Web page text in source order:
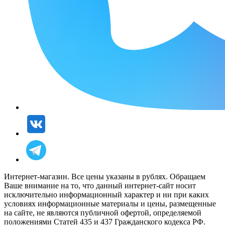
Интернет-магазин. Все цены указаны в рублях. Обращаем
Ваше внимание на то, что данный интернет-сайт носит
исключительно информационный характер и ни при каких
условиях информационные материалы и цены, размещенные
на сайте, не являются публичной офертой, определяемой
положениями Статей 435 и 437 Гражданского кодекса РФ.